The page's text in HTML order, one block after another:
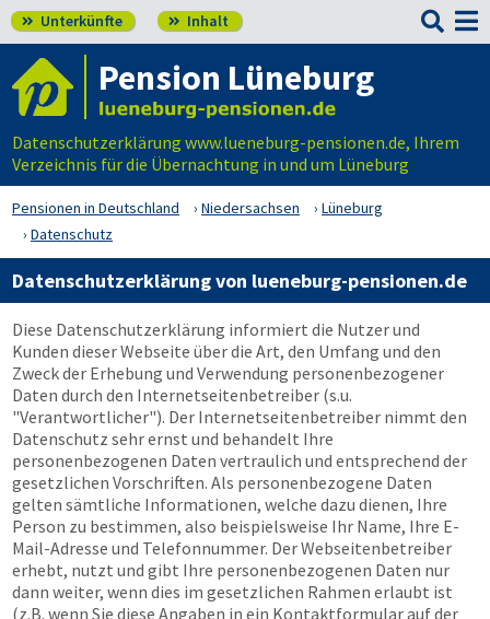
 Unterkünfte  Inhalt 
Pension Lüneburg
Datenschutzerklärung www.lueneburg-pensionen.de, Ihrem
Verzeichnis für die Übernachtung in und um Lüneburg
Pensionen in Deutschland Niedersachsen
Lüneburg
Datenschutz
Datenschutzerklärung von lueneburg-pensionen.de
Diese Datenschutzerklärung informiert die Nutzer und
Kunden dieser Webseite über die Art, den Umfang und den
Zweck der Erhebung und Verwendung personenbezogener
Daten durch den Internetseitenbetreiber (s.u.
"Verantwortlicher"). Der Internetseitenbetreiber nimmt den
Datenschutz sehr ernst und behandelt Ihre
personenbezogenen Daten vertraulich und entsprechend der
gesetzlichen Vorschriften. Als personenbezogene Daten
gelten sämtliche Informationen, welche dazu dienen, Ihre
Person zu bestimmen, also beispielsweise Ihr Name, Ihre E-
Mail-Adresse und Telefonnummer. Der Webseitenbetreiber
erhebt, nutzt und gibt Ihre personenbezogenen Daten nur
dann weiter, wenn dies im gesetzlichen Rahmen erlaubt ist
(z.B. wenn Sie diese Angaben in ein Kontaktformular auf der